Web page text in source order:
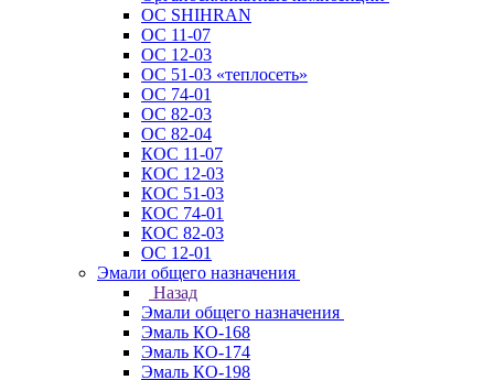
ОС SHIHRAN
ОС 11-07
ОС 12-03
ОС 51-03 «теплосеть»
ОС 74-01
ОС 82-03
ОС 82-04
КОС 11-07
КОС 12-03
КОС 51-03
КОС 74-01
КОС 82-03
ОС 12-01
Эмали общего назначения
Назад
Эмали общего назначения
Эмаль КО-168
Эмаль КО-174
Эмаль КО-198